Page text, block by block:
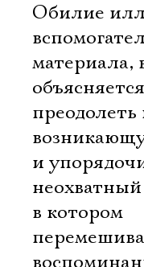
Обилие
материала,
и
в котором